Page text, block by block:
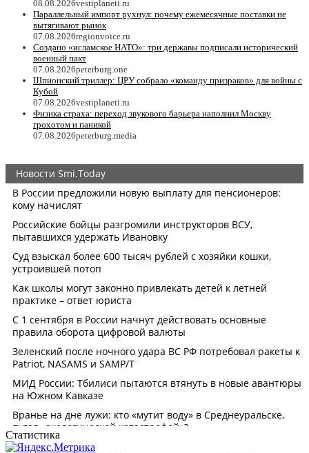
08.08.2026vestiplaneti.ru
Параллельный импорт рухнул: почему ежемесячные поставки не
вытягивают рынок
07.08.2026regionvoice.ru
Создано «исламское НАТО»: три державы подписали исторический
военный пакт
07.08.2026peterburg.one
Шпионский триллер: ЦРУ собрало «команду призраков» для войны с
Кубой
07.08.2026vestiplaneti.ru
Физика страха: переход звукового барьера наполнил Москву
грохотом и паникой
07.08.2026peterburg.media
Статистика